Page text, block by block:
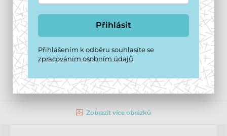
Zobrazit více obrázků
Přihlásit
Přihlášením k odběru souhlasíte se
zpracováním osobním údajů